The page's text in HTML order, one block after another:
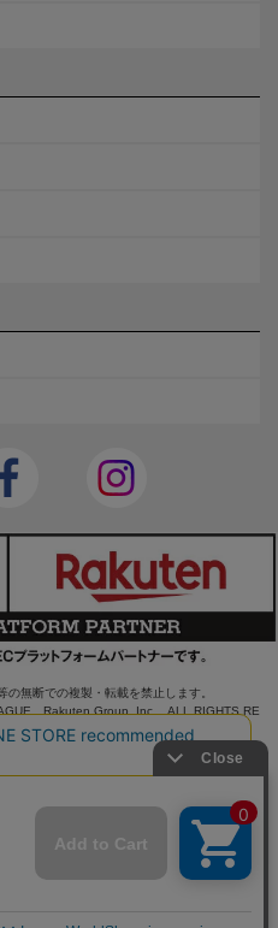
無断での複製・転載を禁止します。
Rakuten Group, Inc. ALL RIGHTS RE